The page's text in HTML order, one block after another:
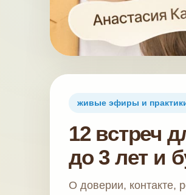
живые эфиры и
12 встреч
до 3 лет и
О доверии, контакте,